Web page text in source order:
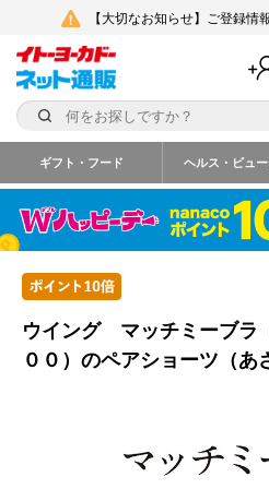
【大切なお知らせ】ご登録情
ギフト・フード ヘルス・ビュ
ウイング マッチミーブラ
００）のペアショーツ（あ